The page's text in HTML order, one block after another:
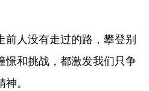
人没有走过的路，攀登别
憬和挑战，都激发我们只争
。